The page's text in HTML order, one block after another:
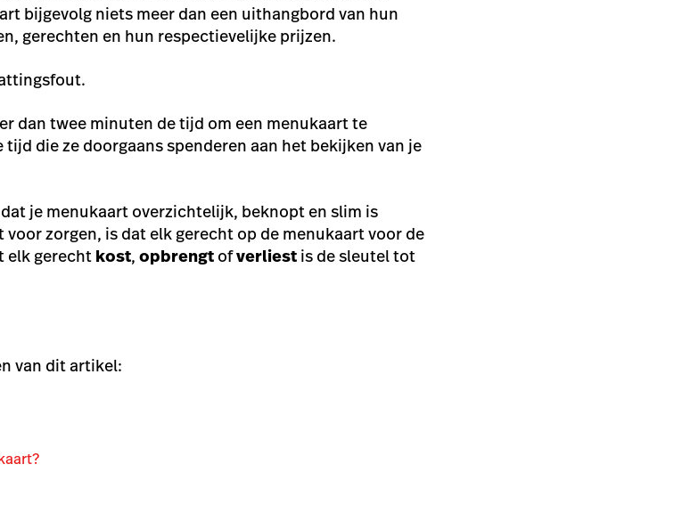
bijgevolg niets meer dan een uithangbord van hun
gerechten en hun respectievelijke prijzen.
dan twee minuten de tijd om een menukaart te
die ze doorgaans spenderen aan het bekijken van je
je menukaart overzichtelijk, beknopt en slim is
zorgen, is dat elk gerecht op de menukaart voor de
elk gerecht kost,opbrengt ofverliest is de sleutel tot
van dit artikel: